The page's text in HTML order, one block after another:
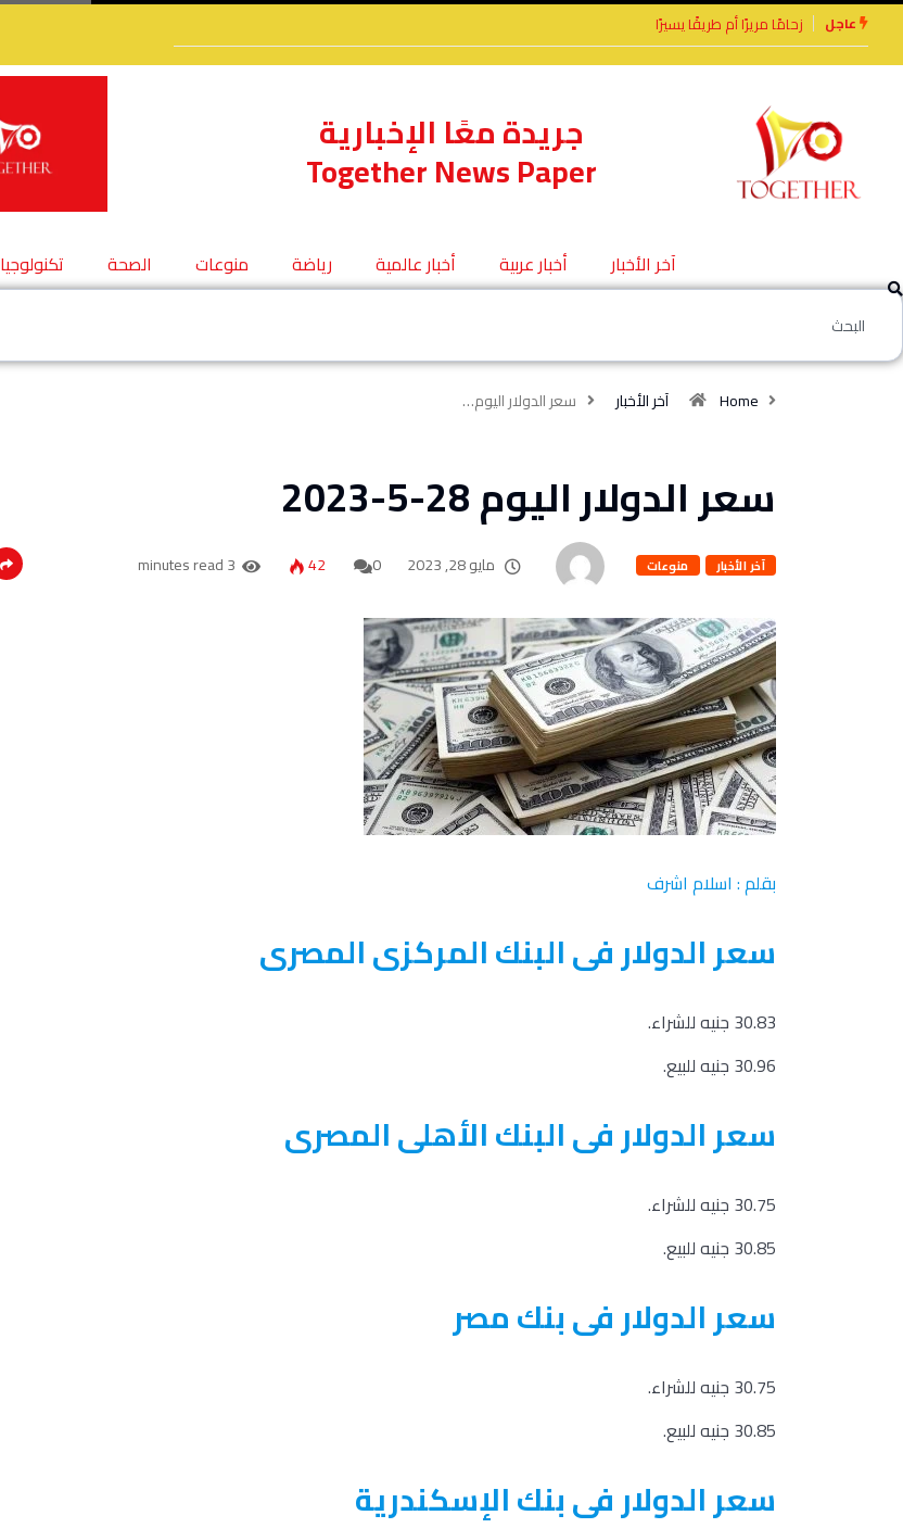
عاجل
أم طريقًا يسيرًا الأخوة الأعداء وحتمًا لابد
من لقاء
جريدة معًا الإخبارية
Together News Paper
آخر الأخبار أخبار عربية أخبار عالمية رياضة منوعات الصحة تكنولوجيا
Home آخر الأخبار سعر الدولار اليوم…
سعر الدولار اليوم 28-5-2023
آخر الأخبار منوعات مايو 28, 2023 0
42
3 minutes read
بقلم : اسلام اشرف
سعر الدولار فى البنك المركزى المصرى
30.83 جنيه للشراء.
30.96 جنيه للبيع.
سعر الدولار فى البنك الأهلى المصرى
30.75 جنيه للشراء.
30.85 جنيه للبيع.
سعر الدولار فى بنك مصر
30.75 جنيه للشراء.
30.85 جنيه للبيع.
سعر الدولار فى بنك الإسكندرية